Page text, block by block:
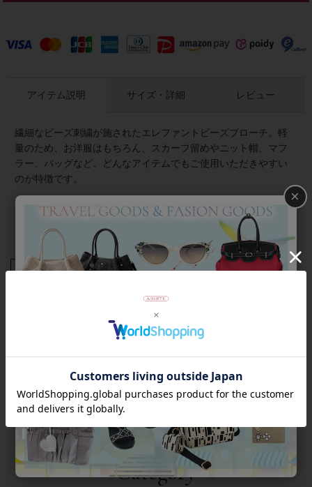
アイテム説明
繊細なビーズ刺繍が施されたエレファントビーズブローチ。軽
量のため、お洋服はもちろん、スカーフ留めやニット帽、マフ
ラー、バッグなど、どんなアイテムでもご使用いただきやすい
のが特徴です。
★雑誌掲載アイテム★
素敵なあの人7月号
サイズ・詳細 レビュー
商品番号 5241031
返品について
Category
×